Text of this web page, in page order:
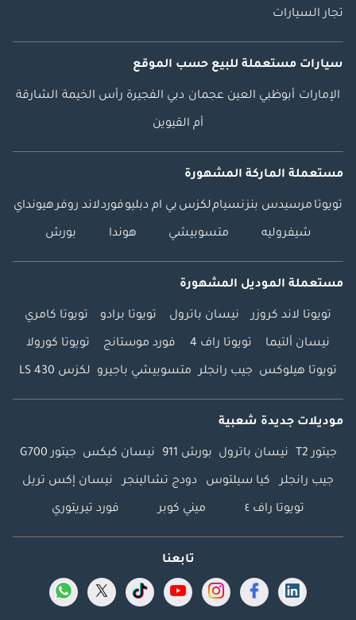
تجار السيارات
سيارات مستعملة للبيع حسب الموقع
الإمارات أبوظبي العين عجمان دبي الفجيرة رأس الخيمة الشارقة
أم القيوين
مستعملة الماركة المشهورة
تويوتا مرسيدس بنزنسياملكزس بي ام دبليوفوردلاند روفرهيونداي
شيفروليه متسوبيشي هوندا بورش
مستعملة الموديل المشهورة
تويوتا لاند كروزر نيسان باترول تويوتا برادو تويوتا كامري
نيسان ألتيما تويوتا راف 4 فورد موستانج تويوتا كورولا
تويوتا هيلوكس جيب رانجلر متسوبيشي باجيرو لكزس LS 430
موديلات جديدة شعبية
جيتور T2 نيسان باترول بورش 911 نيسان كيكس جيتور G700
جيب رانجلر كيا سيلتوس دودج تشالينجر نيسان إكس تريل
تويوتا راف ٤ ميني كوبر فورد تيريتوري
تابعنا